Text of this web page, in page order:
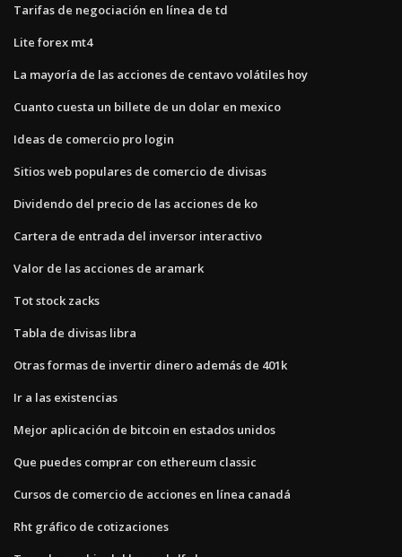
Tarifas de negociación en línea de td
Lite forex mt4
La mayoría de las acciones de centavo volátiles hoy
Cuanto cuesta un billete de un dolar en mexico
Ideas de comercio pro login
Sitios web populares de comercio de divisas
Dividendo del precio de las acciones de ko
Cartera de entrada del inversor interactivo
Valor de las acciones de aramark
Tot stock zacks
Tabla de divisas libra
Otras formas de invertir dinero además de 401k
Ir a las existencias
Mejor aplicación de bitcoin en estados unidos
Que puedes comprar con ethereum classic
Cursos de comercio de acciones en línea canadá
Rht gráfico de cotizaciones